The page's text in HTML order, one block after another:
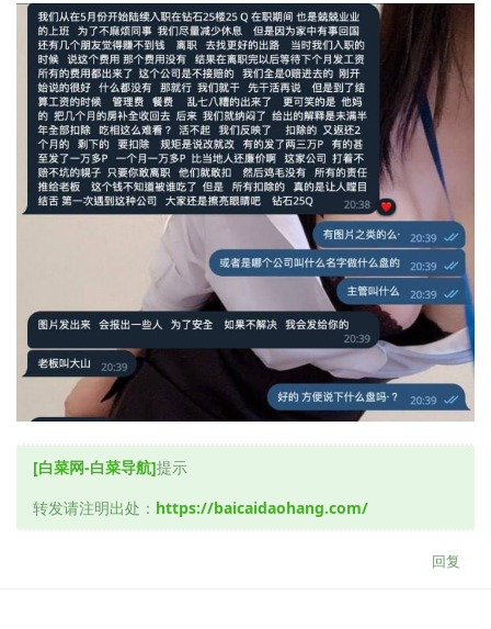
[白菜网-白菜导航]提示
转发请注明出处： https://baicaidaohang.com/
回复